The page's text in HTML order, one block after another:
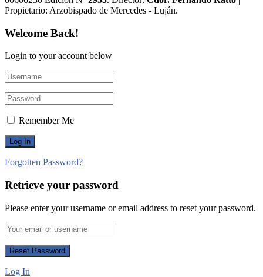
Propietario:​ Arzobispado de Mercedes - Luján.
Welcome Back!
Login to your account below
Remember Me
Forgotten Password?
Retrieve your password
Please enter your username or email address to reset your password.
Log In